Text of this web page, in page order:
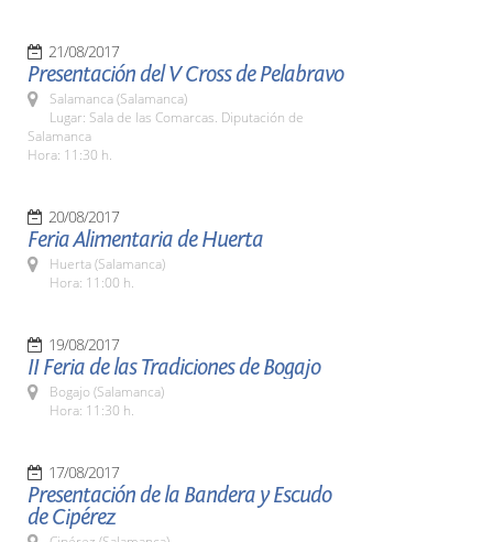
21/08/2017
Presentación del V Cross de Pelabravo
Salamanca (Salamanca)
Lugar: Sala de las Comarcas. Diputación de
Salamanca
Hora: 11:30 h.
20/08/2017
Feria Alimentaria de Huerta
Huerta (Salamanca)
Hora: 11:00 h.
19/08/2017
II Feria de las Tradiciones de Bogajo
Bogajo (Salamanca)
Hora: 11:30 h.
17/08/2017
Presentación de la Bandera y Escudo
de Cipérez